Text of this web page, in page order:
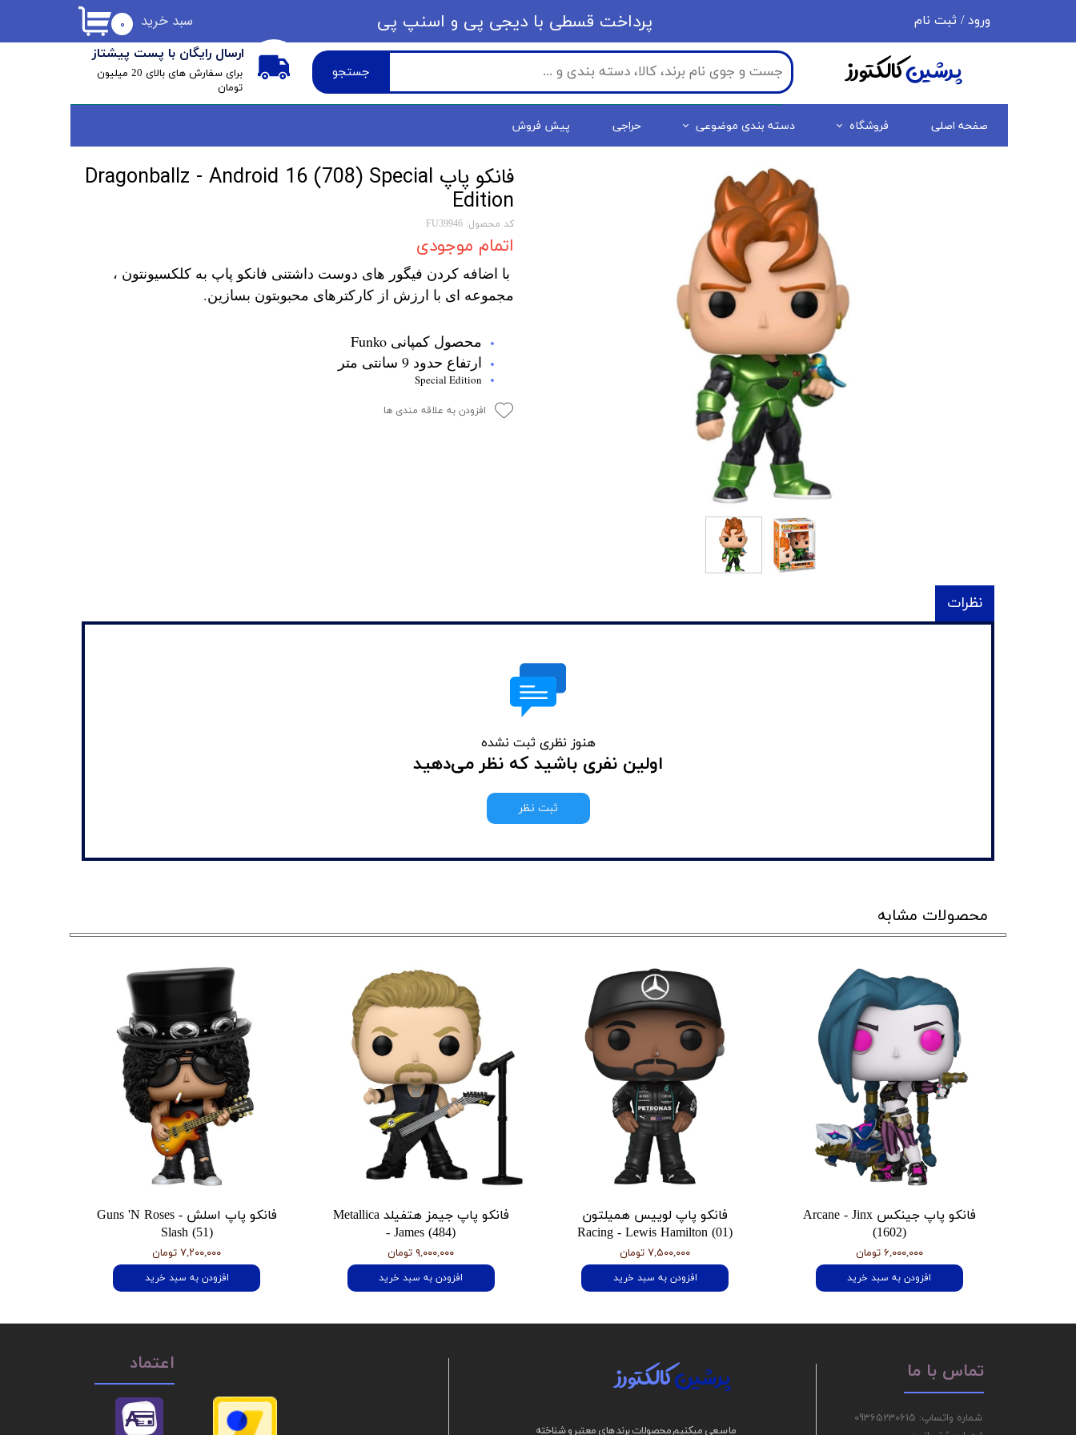
جستجو
ارسال رایگان با پست پیشتاز
​برای سفارش های بالای 20 میلیون
تومان
۰ سبد خرید ورود / ثبت نام
حساب کاربری من
تغییر گذر واژه
سفارشات
خروج از حساب کاربری
​​پرداخت قسطی با دیجی پی ​​​​​​​و اسنپ پی
صفحه اصلی فروشگاه دسته بندی موضوعی حراجی پیش فروش
پرشینکالکتورز
فانکو پاپ Dragonballz - Android 16 (708) Special
Edition
کد محصول: FU39946
اتمام موجودی
با اضافه کردن فیگور های دوست داشتنی فانکو پاپ به کلکسیونتون ،
مجموعه ای با ارزش از کارکترهای محبوبتون بسازین.
محصول کمپانی Funko
ارتفاع حدود 9 سانتی متر
Special Edition
افزودن به علاقه مندی ها
نظرات
هنوز نظری ثبت نشده
اولین نفری باشید که نظر می‌دهید
ثبت نظر
محصولات مشابه
فانکو پاپ جینکس Arcane - Jinx
(1602)
۶,۰۰۰,۰۰۰ تومان
افزودن به سبد خرید
فانکو پاپ لوییس همیلتون
Racing - Lewis Hamilton (01)
۷,۵۰۰,۰۰۰ تومان
افزودن به سبد خرید
فانکو پاپ جیمز هتفیلد Metallica
- James (484)
۹,۰۰۰,۰۰۰ تومان
افزودن به سبد خرید
فانکو پاپ اسلش Guns 'N Roses -
Slash (51)
۷,۲۰۰,۰۰۰ تومان
افزودن به سبد خرید
ما سعی میکنیم محصولات برند های معتبر و شناخته
پرشینکالکتورز
شماره واتساپ: 09365230615
تماس با ما اعتماد